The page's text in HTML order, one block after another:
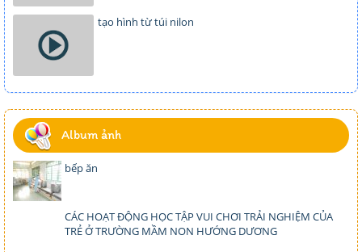
tạo hình từ túi nilon
Album ảnh
bếp ăn
CÁC HOẠT ĐỘNG HỌC TẬP VUI CHƠI TRẢI NGHIỆM CỦA
TRẺ Ở TRƯỜNG MẦM NON HƯỚNG DƯƠNG